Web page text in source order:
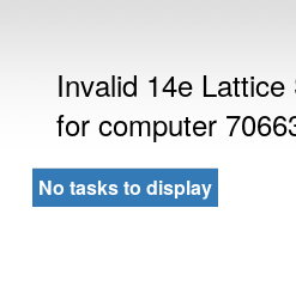
Invalid 14e
for computer
No tasks to display